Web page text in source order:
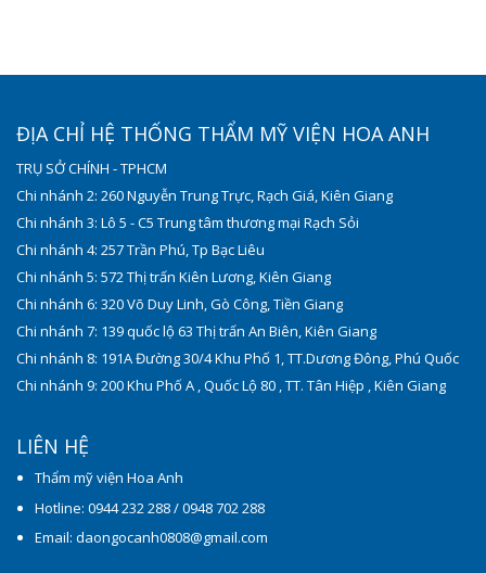
ĐỊA CHỈ HỆ THỐNG THẨM MỸ VIỆN HOA ANH
TRỤ SỞ CHÍNH - TPHCM
Chi nhánh 2: 260 Nguyễn Trung Trực, Rạch Giá, Kiên Giang
Chi nhánh 3: Lô 5 - C5 Trung tâm thương mại Rạch Sỏi
Chi nhánh 4: 257 Trần Phú, Tp Bạc Liêu
Chi nhánh 5: 572 Thị trấn Kiên Lương, Kiên Giang
Chi nhánh 6: 320 Võ Duy Linh, Gò Công, Tiền Giang
Chi nhánh 7: 139 quốc lộ 63 Thị trấn An Biên, Kiên Giang
Chi nhánh 8: 191A Đường 30/4 Khu Phố 1, TT.Dương Đông, Phú Quốc
Chi nhánh 9: 200 Khu Phố A , Quốc Lộ 80 , TT. Tân Hiệp , Kiên Giang
LIÊN HỆ
Thẩm mỹ viện Hoa Anh
Hotline: 0944 232 288 / 0948 702 288
Email: daongocanh0808@gmail.com